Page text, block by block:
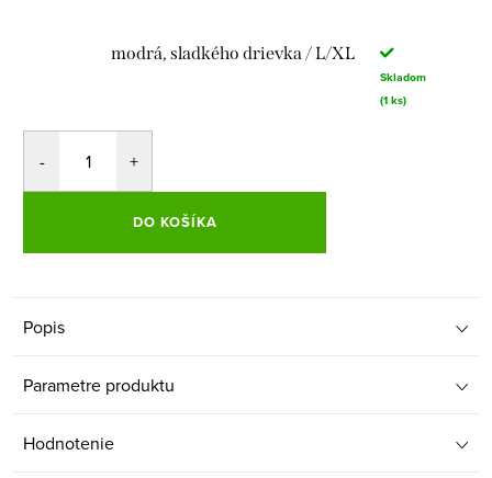
modrá, sladkého drievka / L/XL
Skladom
(1 ks)
DO KOŠÍKA
Popis
Parametre produktu
Hodnotenie